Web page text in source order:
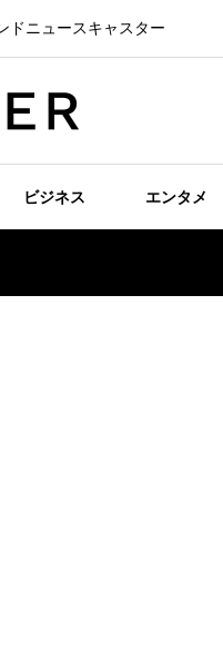
ドニュースキャスター
ビジネス エンタメ